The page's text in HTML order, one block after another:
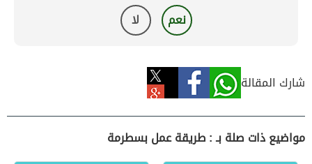
نعم لا
شارك المقالة
مواضيع ذات صلة بـ : طريقة عمل بسطرمة